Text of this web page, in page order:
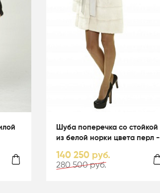
Шуба поперечка со стойкой
из белой норки цвета перл -
140 250 руб.
280 500 руб.